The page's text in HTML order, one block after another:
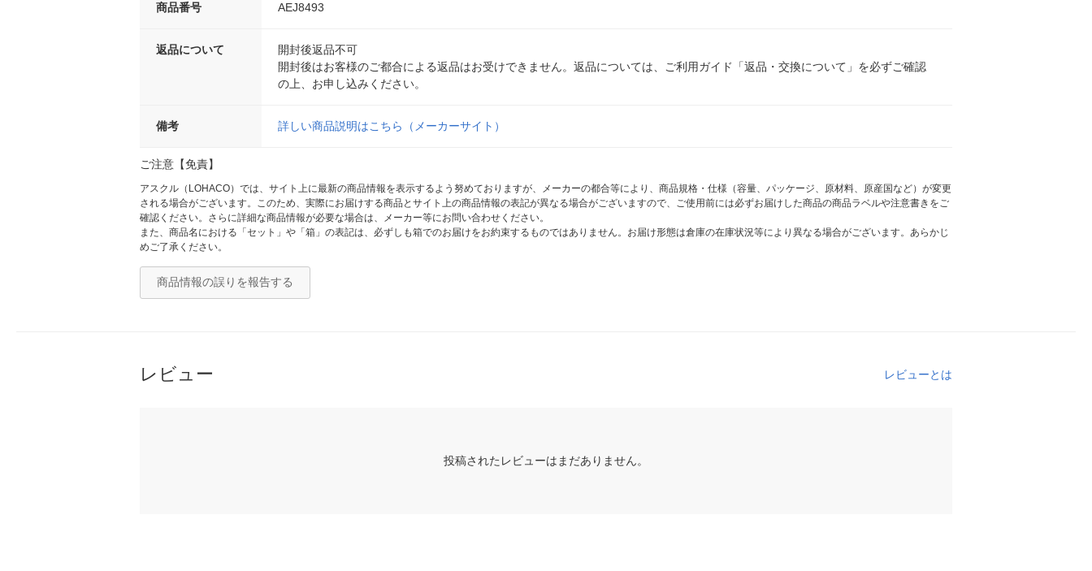
商品番号 AEJ8493
返品について
開封後返品不可
開封後はお客様のご都合による返品はお受けできません。返品については、ご利用ガイド「返品・交換について」を必ずご確認
の上、お申し込みください。
備考 詳しい商品説明はこちら（メーカーサイト）
ご注意【免責】
アスクル（LOHACO）では、サイト上に最新の商品情報を表示するよう努めておりますが、メーカーの都合等により、商品規格・仕様（容量、パッケージ、原材料、原産国など）が変更
される場合がございます。このため、実際にお届けする商品とサイト上の商品情報の表記が異なる場合がございますので、ご使用前には必ずお届けした商品の商品ラベルや注意書きをご
確認ください。さらに詳細な商品情報が必要な場合は、メーカー等にお問い合わせください。
また、商品名における「セット」や「箱」の表記は、必ずしも箱でのお届けをお約束するものではありません。お届け形態は倉庫の在庫状況等により異なる場合がございます。あらかじ
めご了承ください。
商品情報の誤りを報告する
レビュー レビューとは
投稿されたレビューはまだありません。